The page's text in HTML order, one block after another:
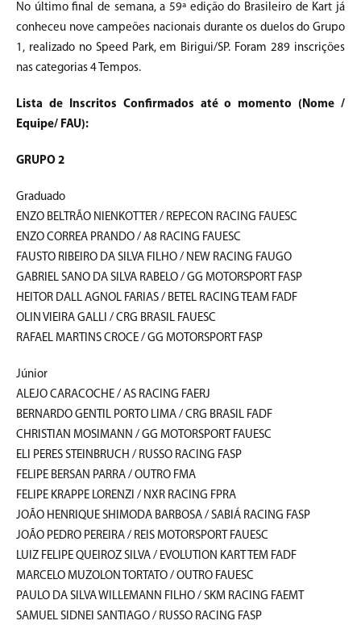
No último final de semana, a 59ª edição do Brasileiro de Kart já
conheceu nove campeões nacionais durante os duelos do Grupo
1, realizado no Speed Park, em Birigui/SP. Foram 289 inscrições
nas categorias 4 Tempos.
Lista de Inscritos Confirmados até o momento (Nome /
Equipe/ FAU):
GRUPO 2
Graduado
ENZO BELTRÃO NIENKOTTER / REPECON RACING FAUESC
ENZO CORREA PRANDO / A8 RACING FAUESC
FAUSTO RIBEIRO DA SILVA FILHO / NEW RACING FAUGO
GABRIEL SANO DA SILVA RABELO / GG MOTORSPORT FASP
HEITOR DALL AGNOL FARIAS / BETEL RACING TEAM FADF
OLIN VIEIRA GALLI / CRG BRASIL FAUESC
RAFAEL MARTINS CROCE / GG MOTORSPORT FASP
Júnior
ALEJO CARACOCHE / AS RACING FAERJ
BERNARDO GENTIL PORTO LIMA / CRG BRASIL FADF
CHRISTIAN MOSIMANN / GG MOTORSPORT FAUESC
ELI PERES STEINBRUCH / RUSSO RACING FASP
FELIPE BERSAN PARRA / OUTRO FMA
FELIPE KRAPPE LORENZI / NXR RACING FPRA
JOÃO HENRIQUE SHIMODA BARBOSA / SABIÁ RACING FASP
JOÃO PEDRO PEREIRA / REIS MOTORSPORT FAUESC
LUIZ FELIPE QUEIROZ SILVA / EVOLUTION KART TEM FADF
MARCELO MUZOLON TORTATO / OUTRO FAUESC
PAULO DA SILVA WILLEMANN FILHO / SKM RACING FAEMT
SAMUEL SIDNEI SANTIAGO / RUSSO RACING FASP